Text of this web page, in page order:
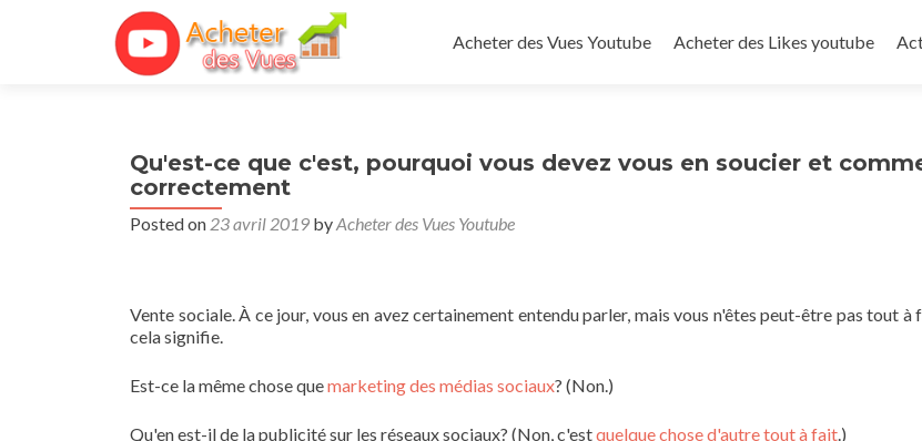
Acheter des Vues Youtube
Acheter des Likes youtube
Qu'est-ce que c'est, pourquoi vous devez vous en soucier et
correctement
Posted on 23 avril 2019 byAcheter des Vues Youtube
Vente sociale. À ce jour, vous en avez certainement entendu parler, mais vous n'êtes peut-être pas tout à
cela signifie.
Est-ce la même chose quemarketing des médias sociaux? (Non.)
Qu'en est-il de la publicité sur les réseaux sociaux? (Non, c'estquelque chose d'autre tout à fait.)